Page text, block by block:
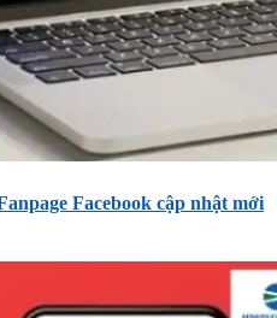
Facebook cập nhật mới